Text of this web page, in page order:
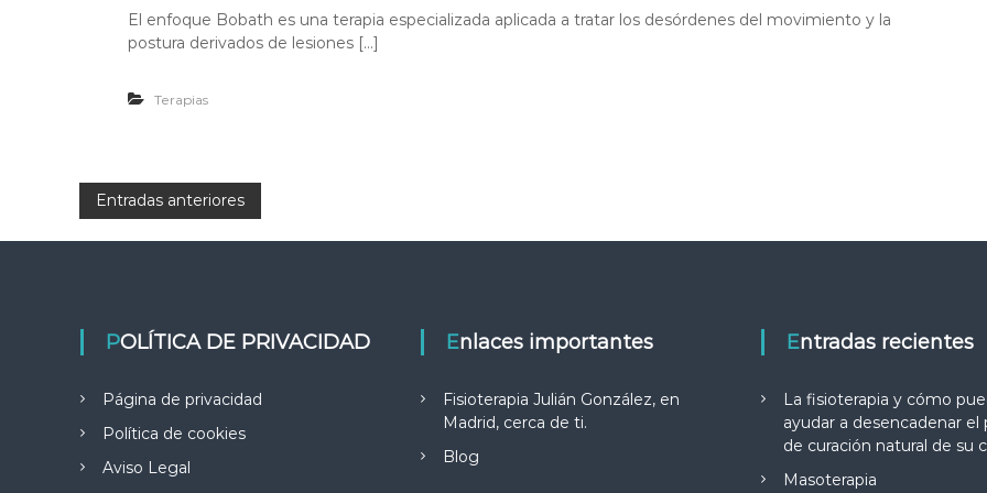
El enfoque Bobath es una terapia especializada aplicada a tratar los desórdenes del movimiento y la
postura derivados de lesiones […]
Terapias
N
e
g
a
Entradas anteriores
POLÍTICA DE PRIVACIDAD
Página de privacidad
Política de cookies
Aviso Legal
Enlaces importantes
Fisioterapia Julián González, en
Madrid, cerca de ti.
Blog
Entradas recientes
La fisioterapia y cómo
ayudar a desencadenar el
de curación natural de su
Masoterapia